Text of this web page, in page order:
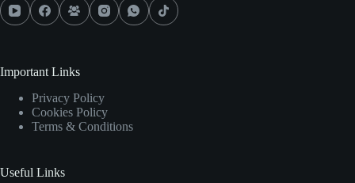
Important Links
Privacy Policy
Cookies Policy
Terms & Conditions
Useful Links